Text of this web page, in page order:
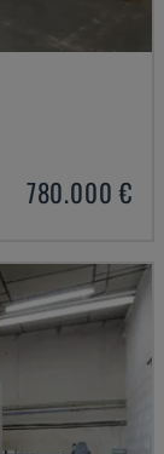
780.000 €